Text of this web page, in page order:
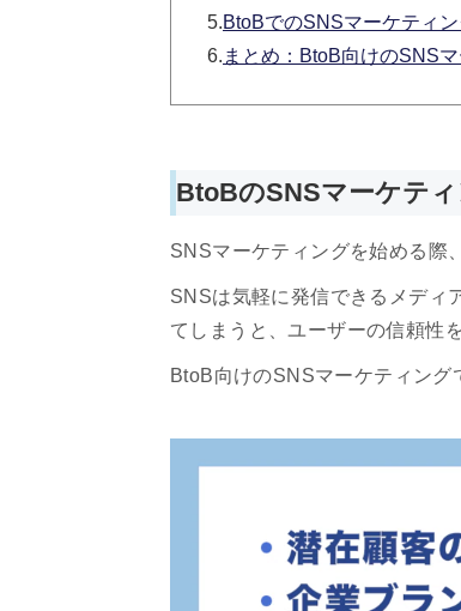
5.BtoBでのSNSマーケティ
6. まとめ：BtoB向けのSNS
BtoBのSNSマーケテ
SNSマーケティングを始める際
SNSは気軽に発信できるメディ
てしまうと、ユーザーの信頼性
BtoB向けのSNSマーケティング